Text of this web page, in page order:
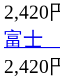
2,420
富士
2,420